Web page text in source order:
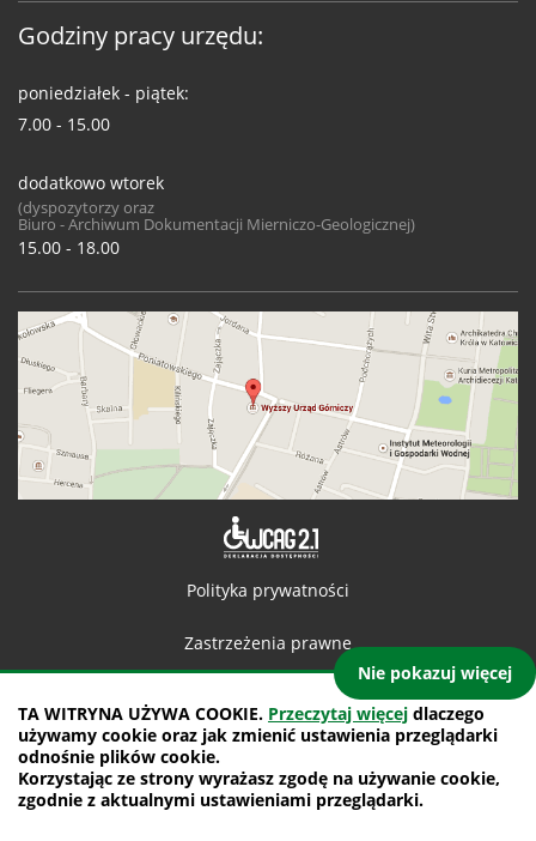
TA WITRYNA UŻYWA COOKIE. Przeczytaj więcej dlaczego
używamy cookie oraz jak zmienić ustawienia przeglądarki
odnośnie plików cookie.
Korzystając ze strony wyrażasz zgodę na używanie cookie,
zgodnie z aktualnymi ustawieniami przeglądarki.
Nie pokazuj więcej
Godziny pracy urzędu:
poniedziałek - piątek:
7.00 - 15.00
dodatkowo wtorek
(dyspozytorzy oraz
Biuro - Archiwum Dokumentacji Mierniczo-Geologicznej)
15.00 - 18.00
Polityka prywatności
Zastrzeżenia prawne
Mapa witryny
projekt: IntraCOM.pl